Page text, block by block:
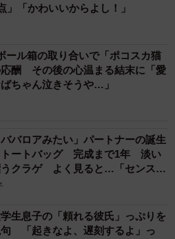
」「かわいいからよし！」
ール箱の取り合いで「ポコスカ猫
酬 その後の心温まる結末に「愛
ちゃん泣きそうや…」
ババロアみたい」パートナーの誕生
トートバッグ 完成まで1年 淡い
うクラゲ よく見ると…「センスす
学生息子の「頼れる彼氏」っぷりを
句 「起きなよ、遅刻するよ」っ